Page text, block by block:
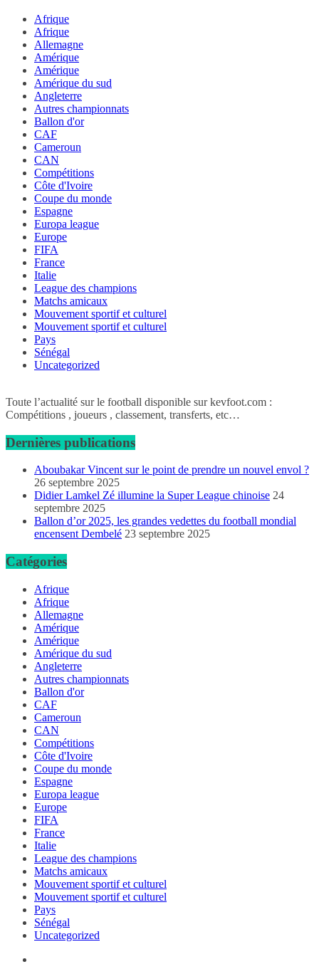
Afrique
Afrique
Allemagne
Amérique
Amérique
Amérique du sud
Angleterre
Autres championnats
Ballon d'or
CAF
Cameroun
CAN
Compétitions
Côte d'Ivoire
Coupe du monde
Espagne
Europa league
Europe
FIFA
France
Italie
League des champions
Matchs amicaux
Mouvement sportif et culturel
Mouvement sportif et culturel
Pays
Sénégal
Uncategorized
Toute l’actualité sur le football disponible sur kevfoot.com :
Compétitions , joueurs , classement, transferts, etc…
Dernières publications
Aboubakar Vincent sur le point de prendre un nouvel envol ?
26 septembre 2025
Didier Lamkel Zé illumine la Super League chinoise 24
septembre 2025
Ballon d’or 2025, les grandes vedettes du football mondial
encensent Dembelé 23 septembre 2025
Catégories
Afrique
Afrique
Allemagne
Amérique
Amérique
Amérique du sud
Angleterre
Autres championnats
Ballon d'or
CAF
Cameroun
CAN
Compétitions
Côte d'Ivoire
Coupe du monde
Espagne
Europa league
Europe
FIFA
France
Italie
League des champions
Matchs amicaux
Mouvement sportif et culturel
Mouvement sportif et culturel
Pays
Sénégal
Uncategorized